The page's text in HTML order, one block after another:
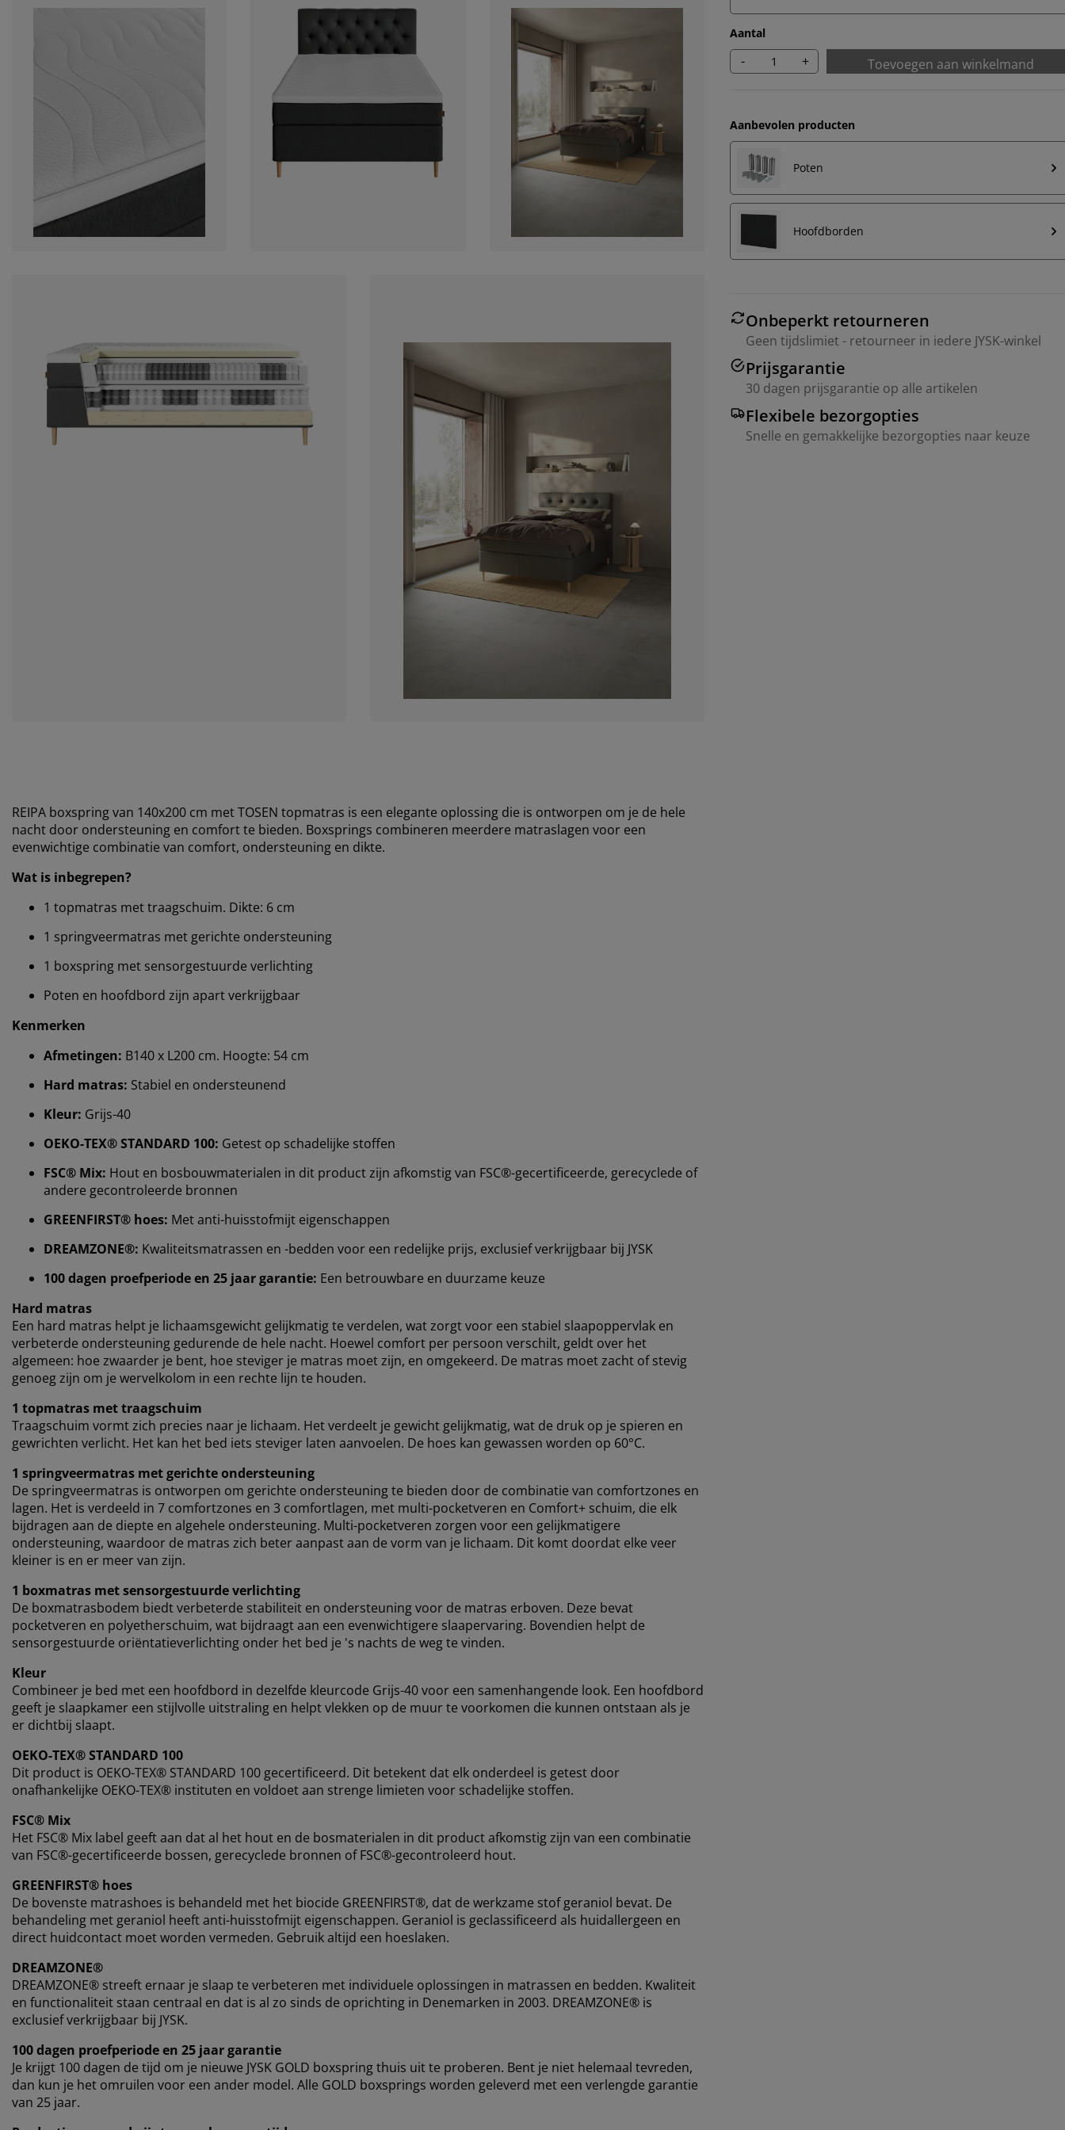
Aantal
- + Toevoegen aan winkelmand
Aanbevolen producten
Poten
Hoofdborden
Onbeperkt retourneren
Geen tijdslimiet - retourneer in iedere JYSK-winkel
Prijsgarantie
30 dagen prijsgarantie op alle artikelen
Flexibele bezorgopties
Snelle en gemakkelijke bezorgopties naar keuze
REIPA boxspring van 140x200 cm met TOSEN topmatras is een elegante oplossing die is ontworpen om je de hele
nacht door ondersteuning en comfort te bieden. Boxsprings combineren meerdere matraslagen voor een
evenwichtige combinatie van comfort, ondersteuning en dikte.
Wat is inbegrepen?
1 topmatras met traagschuim. Dikte: 6 cm
1 springveermatras met gerichte ondersteuning
1 boxspring met sensorgestuurde verlichting
Poten en hoofdbord zijn apart verkrijgbaar
Kenmerken
Afmetingen: B140 x L200 cm. Hoogte: 54 cm
Hard matras: Stabiel en ondersteunend
Kleur: Grijs-40
OEKO-TEX® STANDARD 100: Getest op schadelijke stoffen
FSC® Mix: Hout en bosbouwmaterialen in dit product zijn afkomstig van FSC®-gecertificeerde, gerecyclede of
andere gecontroleerde bronnen
GREENFIRST® hoes: Met anti-huisstofmijt eigenschappen
DREAMZONE®: Kwaliteitsmatrassen en -bedden voor een redelijke prijs, exclusief verkrijgbaar bij JYSK
100 dagen proefperiode en 25 jaar garantie: Een betrouwbare en duurzame keuze
Hard matras
Een hard matras helpt je ​​lichaamsgewicht gelijkmatig te verdelen, wat zorgt voor een stabiel slaapoppervlak en
verbeterde ondersteuning gedurende de hele nacht. Hoewel comfort per persoon verschilt, geldt over het
algemeen: hoe zwaarder je bent, hoe steviger je matras moet zijn, en omgekeerd. De matras moet zacht of stevig
genoeg zijn om je wervelkolom in een rechte lijn te houden.
1 topmatras met traagschuim
Traagschuim vormt zich precies naar je lichaam. Het verdeelt je gewicht gelijkmatig, wat de druk op je spieren en
gewrichten verlicht. Het kan het bed iets steviger laten aanvoelen. De hoes kan gewassen worden op 60°C.
1 springveermatras met gerichte ondersteuning
De springveermatras is ontworpen om gerichte ondersteuning te bieden door de combinatie van comfortzones en
lagen. Het is verdeeld in 7 comfortzones en 3 comfortlagen, met multi-pocketveren en Comfort+ schuim, die elk
bijdragen aan de diepte en algehele ondersteuning. Multi-pocketveren zorgen voor een gelijkmatigere
ondersteuning, waardoor de matras zich beter aanpast aan de vorm van je lichaam. Dit komt doordat elke veer
kleiner is en er meer van zijn.
1 boxmatras met sensorgestuurde verlichting
De boxmatrasbodem biedt verbeterde stabiliteit en ondersteuning voor de matras erboven. Deze bevat
pocketveren en polyetherschuim, wat bijdraagt ​​aan een evenwichtigere slaapervaring. Bovendien helpt de
sensorgestuurde oriëntatieverlichting onder het bed je 's nachts de weg te vinden.
Kleur
Combineer je bed met een hoofdbord in dezelfde kleurcode Grijs-40 voor een samenhangende look. Een hoofdbord
geeft je slaapkamer een stijlvolle uitstraling en helpt vlekken op de muur te voorkomen die kunnen ontstaan ​​als je
er dichtbij slaapt.
OEKO-TEX® STANDARD 100
Dit product is OEKO-TEX® STANDARD 100 gecertificeerd. Dit betekent dat elk onderdeel is getest door
onafhankelijke OEKO-TEX® instituten en voldoet aan strenge limieten voor schadelijke stoffen.
FSC® Mix
Het FSC® Mix label geeft aan dat al het hout en de bosmaterialen in dit product afkomstig zijn van een combinatie
van FSC®-gecertificeerde bossen, gerecyclede bronnen of FSC®-gecontroleerd hout.
GREENFIRST® hoes
De bovenste matrashoes is behandeld met het biocide GREENFIRST®, dat de werkzame stof geraniol bevat. De
behandeling met geraniol heeft anti-huisstofmijt eigenschappen. Geraniol is geclassificeerd als huidallergeen en
direct huidcontact moet worden vermeden. Gebruik altijd een hoeslaken.
DREAMZONE®
DREAMZONE® streeft ernaar je slaap te verbeteren met individuele oplossingen in matrassen en bedden. Kwaliteit
en functionaliteit staan ​​centraal en dat is al zo sinds de oprichting in Denemarken in 2003. DREAMZONE® is
exclusief verkrijgbaar bij JYSK.
100 dagen proefperiode en 25 jaar garantie
Je krijgt 100 dagen de tijd om je nieuwe JYSK GOLD boxspring thuis uit te proberen. Bent je niet helemaal tevreden,
dan kun je het omruilen voor een ander model. Alle GOLD boxsprings worden geleverd met een verlengde garantie
van 25 jaar.